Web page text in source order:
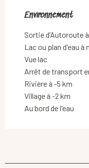
Environnement
Environnement
Sortie d’Autoroute
Lac ou plan d'eau à
Vue lac
Arrêt de transport
Rivière à -5 km
Village à -2 km
Au bord de l'eau